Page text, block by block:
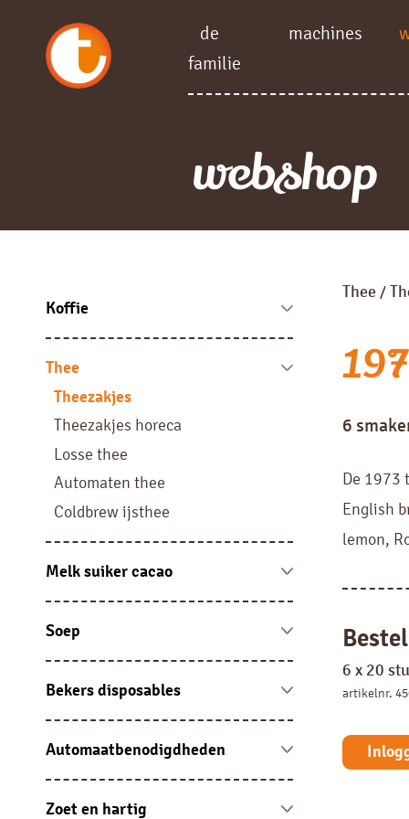
de
familie
machines
webshop
Koffie
Koffie bonen
Fresh brew
Instant
Liquid
Filterkoffie
Pads, sachets en sticks
Thee
Theezakjes
Theezakjes horeca
Losse thee
Automaten thee
Coldbrew ijsthee
Melk suiker cacao
Melk vloeibaar en cups
Melkpoeder
Cacao
Soep
Automatensoep
Soep sachets
Bekers disposables
Bekers karton
Bekers kunststof
Automaatbenodigdheden
Jura onderhoudsproducten en
accessoires
Zoet en hartig
Thee /
6
De 1973
English
lemon,
6 x 20
artikelnr.